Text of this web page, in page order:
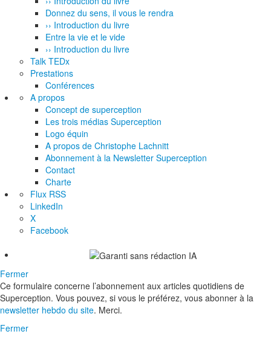
Donnez du sens, il vous le rendra
›› Introduction du livre
Entre la vie et le vide
›› Introduction du livre
Talk TEDx
Prestations
Conférences
A propos
Concept de superception
Les trois médias Superception
Logo équin
A propos de Christophe Lachnitt
Abonnement à la Newsletter Superception
Contact
Charte
Flux RSS
LinkedIn
X
Facebook
Fermer
Ce formulaire concerne l’abonnement aux articles quotidiens de
Superception. Vous pouvez, si vous le préférez, vous abonner à la
newsletter hebdo du site. Merci.
Fermer